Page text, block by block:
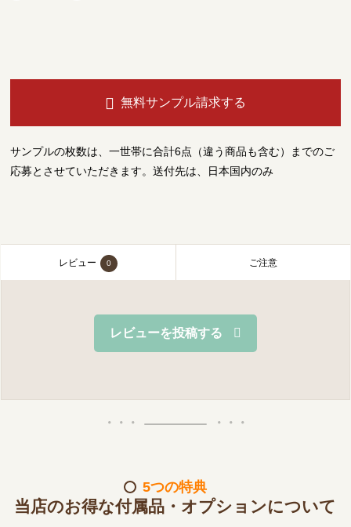
無料サンプル請求する
サンプルの枚数は、一世帯に合計6点（違う商品も含む）までのご
応募とさせていただきます。送付先は、日本国内のみ
レビュー 0 ご注意
レビューを投稿する
5つの特典
当店のお得な付属品・オプションについて